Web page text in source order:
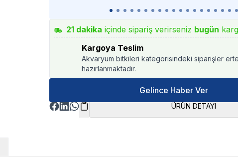
21 dakika içinde sipariş verirseniz bugün
Kargoya Teslim
Akvaryum bitkileri kategorisindeki siparişler
hazırlanmaktadır.
Gelince Haber Ver
ÜRÜN DETAYI